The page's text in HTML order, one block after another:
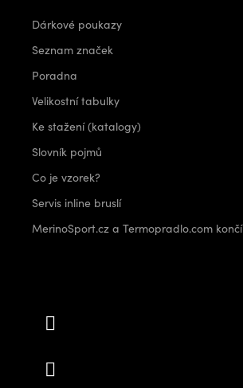
Dárkové poukazy
Seznam značek
Poradna
Velikostní tabulky
Ke stažení (katalogy)
Slovník pojmů
Co je vzorek?
Servis inline bruslí
MerinoSport.cz a Termopradlo.com končí